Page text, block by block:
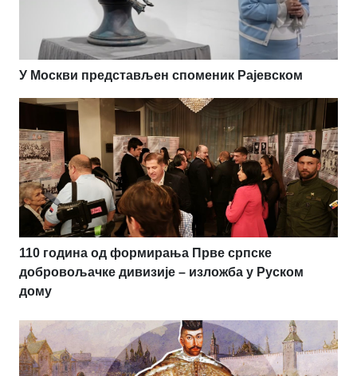
У Москви представљен споменик Рајевском
110 година од формирања Прве српске
добровољачке дивизије – изложба у Руском
дому